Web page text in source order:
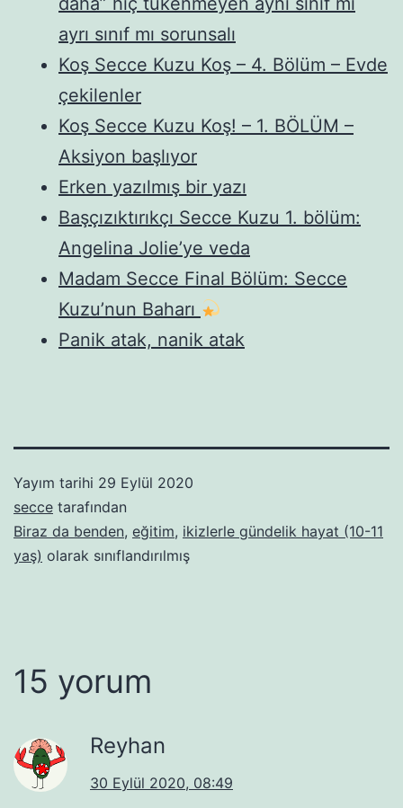
ayrı sınıf mı sorunsalı
Koş Secce Kuzu Koş – 4. Bölüm – Evde
çekilenler
Koş Secce Kuzu Koş! – 1. BÖLÜM –
Aksiyon başlıyor
Erken yazılmış bir yazı
Başçızıktırıkçı Secce Kuzu 1. bölüm:
Angelina Jolie’ye veda
Madam Secce Final Bölüm: Secce
Kuzu’nun Baharı
Panik atak, nanik atak
Yayım tarihi 29 Eylül 2020
secce tarafından
Biraz da benden, eğitim, ikizlerle gündelik hayat (10-11
yaş) olarak sınıflandırılmış
15 yorum
Reyhan
30 Eylül 2020, 08:49